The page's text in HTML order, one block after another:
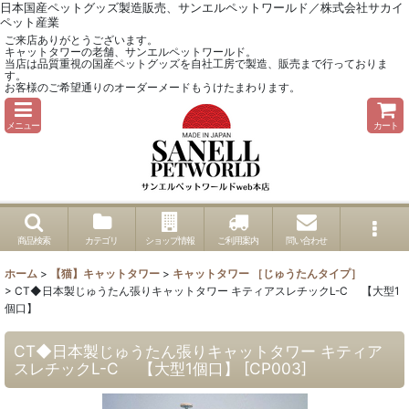
日本国産ペットグッズ製造販売、サンエルペットワールド／株式会社サカイ
ペット産業
ご来店ありがとうございます。
キャットタワーの老舗、サンエルペットワールド。
当店は品質重視の国産ペットグッズを自社工房で製造、販売まで行っておりま
す。
お客様のご希望通りのオーダーメードもうけたまわります。
メニュー カート
商品検索 カテゴリ ショップ情報 ご利用案内 問い合わせ
ホーム > 【猫】キャットタワー > キャットタワー ［じゅうたんタイプ］
> CT◆日本製じゅうたん張りキャットタワー キティアスレチックL-C 【大型1
個口】
CT◆日本製じゅうたん張りキャットタワー キティア
スレチックL-C 【大型1個口】
[CP003]